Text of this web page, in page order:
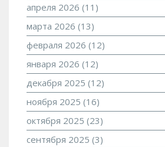
апреля 2026 (11)
марта 2026 (13)
февраля 2026 (12)
января 2026 (12)
декабря 2025 (12)
ноября 2025 (16)
октября 2025 (23)
сентября 2025 (3)